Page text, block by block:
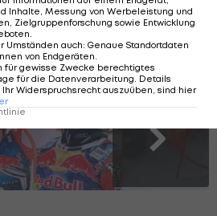
der Skiweltcup-
SLIDESHOW
STARTEN
Inhalte, Messung von Werbeleistung und
Zielgruppenforschung sowie Entwicklung
.
Umständen auch: Genaue Standortdaten
von Endgeräten.
für gewisse Zwecke berechtigtes
für die Datenverarbeitung. Details
Widerspruchsrecht auszuüben, sind hier